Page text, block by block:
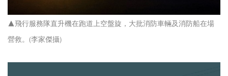
▲飛行服務隊直升機在跑道上空盤旋，大批消防車輛及消防船在場
營救。(李家傑攝)